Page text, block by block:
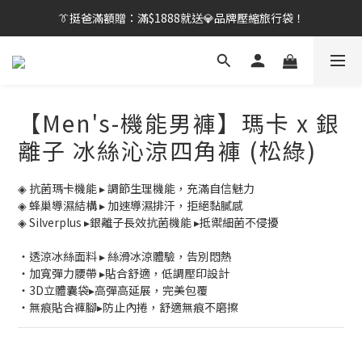
👔挺爸行動：全館襪款【最低$149起】✨立即下單！
👔挺爸滿額贈：滿$1888就送💎品牌壓縮旅行袋！
【刷卡/電子支付限定】下單送✨WARX品牌質感杯袋！
【Men's-機能男褲】瑪卡 x 銀
離子 冰絲沁涼四角褲 (松綠)
◈ 抗菌瑪卡機能 ▸ 調節生理機能，充滿自信魅力
◈ 蜂巢導濕結構 ▸ 加速導濕排汗，拒絕黏膩感
◈ Silverplus ▸銀離子長效抗菌機能 ▸抵禦細菌不侵擾
・透涼冰絲面料 ▸ 絲滑冰涼體驗，告別悶熱
・加寬彈力腰帶 ▸貼合舒適，低調壓印設計
・3D立體囊袋▸高彈高延展，完美包覆
・無痕貼合褲腳▸防止內捲，舒適無痕不磨擦